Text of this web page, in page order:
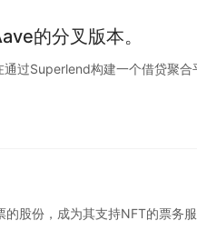
的分叉版本。
过Superlend构建一个借贷聚合
股份，成为其支持NFT的票务